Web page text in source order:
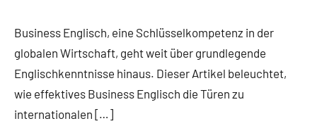
Business Englisch, eine Schlüsselkompetenz in der
globalen Wirtschaft, geht weit über grundlegende
Englischkenntnisse hinaus. Dieser Artikel beleuchtet,
wie effektives Business Englisch die Türen zu
internationalen […]